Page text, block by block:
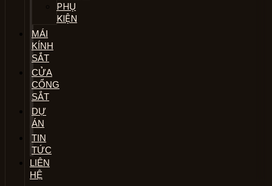
PHỤ
KIỆN
MÁI
KÍNH
SẮT
CỬA
CỔNG
SẮT
DỰ
ÁN
TIN
TỨC
LIÊN
HỆ